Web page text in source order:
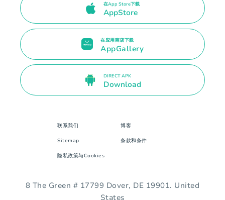
在App Store下载
AppStore
在应用商店下载
AppGallery
DIRECT APK
Download
联系我们 博客
Sitemap 条款和条件
隐私政策与Cookies
8 The Green # 17799 Dover, DE 19901. United
States